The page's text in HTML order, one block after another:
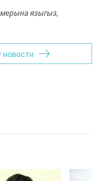
языгыз,
новости